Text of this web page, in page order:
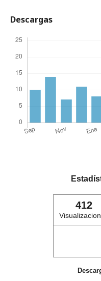
Descargas
412